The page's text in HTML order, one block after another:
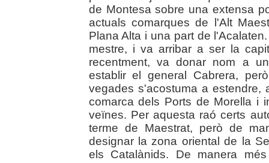
de Montesa sobre una extensa
actuals comarques de l'Alt
Plana Alta i una part de
mestre, i va arribar a ser la
recentment, va donar nom a
establir el general Cabrera,
vegades s'acostuma a estendre,
comarca dels Ports de Morella i
veïnes. Per aquesta raó certs
terme de Maestrat, però de
designar la zona oriental de la
els Catalànids. De manera